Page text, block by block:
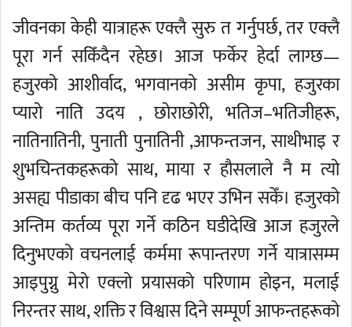
जीवनका केही यात्राहरू एक्लै सुरु त गर्नुपर्छ, तर एक्लै
पूरा गर्न सकिँदैन रहेछ। आज फर्केर हेर्दा लाग्छ—
हजुरको आशीर्वाद, भगवानको असीम कृपा, हजुरका
प्यारो नाति उदय , छोराछोरी, भतिज–भतिजीहरू,
नातिनातिनी, पुनाती पुनातिनी ,आफन्तजन, साथीभाइ र
शुभचिन्तकहरूको साथ, माया र हौसलाले नै म त्यो
असह्य पीडाका बीच पनि दृढ भएर उभिन सकेँ। हजुरको
अन्तिम कर्तव्य पूरा गर्ने कठिन घडीदेखि आज हजुरले
दिनुभएको वचनलाई कर्ममा रूपान्तरण गर्ने यात्रासम्म
आइपुग्नु मेरो एक्लो प्रयासको परिणाम होइन, मलाई
निरन्तर साथ, शक्ति र विश्वास दिने सम्पूर्ण आफन्तहरूको